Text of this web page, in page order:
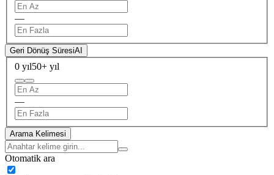
—
Geri Dönüş SüresiAI
0 yıl50+ yıl
—
Arama Kelimesi
Otomatik ara